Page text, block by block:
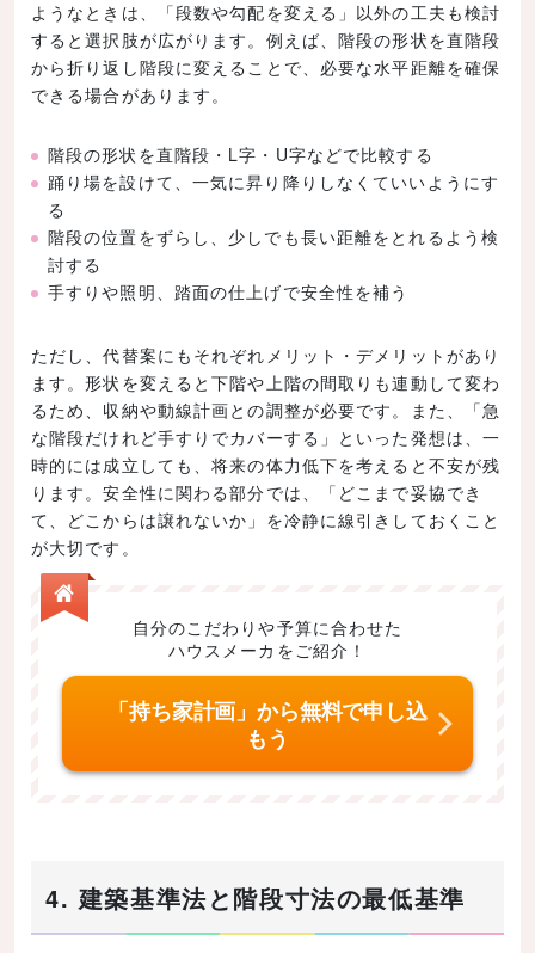
ようなときは、「段数や勾配を変える」以外の工夫も検討
すると選択肢が広がります。例えば、階段の形状を直階段
から折り返し階段に変えることで、必要な水平距離を確保
できる場合があります。
階段の形状を直階段・L字・U字などで比較する
踊り場を設けて、一気に昇り降りしなくていいようにす
る
階段の位置をずらし、少しでも長い距離をとれるよう検
討する
手すりや照明、踏面の仕上げで安全性を補う
ただし、代替案にもそれぞれメリット・デメリットがあり
ます。形状を変えると下階や上階の間取りも連動して変わ
るため、収納や動線計画との調整が必要です。また、「急
な階段だけれど手すりでカバーする」といった発想は、一
時的には成立しても、将来の体力低下を考えると不安が残
ります。安全性に関わる部分では、「どこまで妥協でき
て、どこからは譲れないか」を冷静に線引きしておくこと
が大切です。
自分のこだわりや予算に合わせた
ハウスメーカをご紹介！
「持ち家計画」から無料で申し込
もう
4. 建築基準法と階段寸法の最低基準